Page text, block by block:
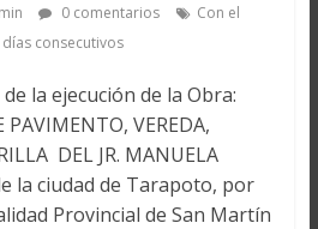
0 comentarios
Con el
consecutivos
la ejecución de la Obra:
PAVIMENTO, VEREDA,
DEL JR. MANUELA
la ciudad de Tarapoto, por
Provincial de San Martín